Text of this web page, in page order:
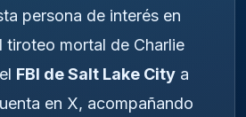
persona de interés en
tiroteo mortal de Charlie
FBI de Salt Lake City a
en X, acompañando